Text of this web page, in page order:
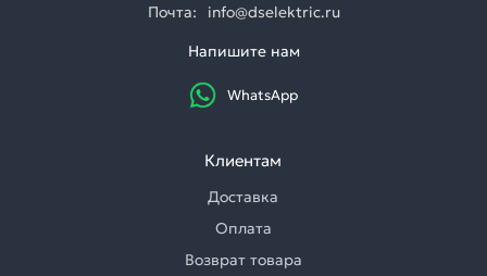
Почта:
info@dselektric.ru
Напишите нам
WhatsApp
Клиентам
Доставка
Оплата
Возврат товара